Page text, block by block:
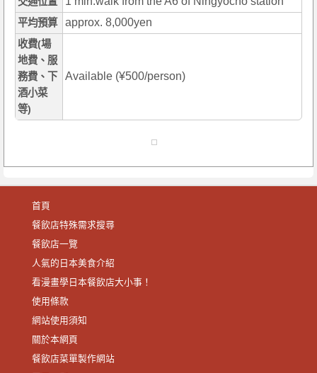
平均預算 approx. 8,000yen
收費(場
地費、服
務費、下
酒小菜
等)
Available (¥500/person)
首頁
餐飲店特殊需求搜尋
餐飲店一覽
人氣的日本美食介紹
看漫畫學日本餐飲店大小事！
使用條款
網站使用須知
關於本網頁
餐飲店菜單製作網站